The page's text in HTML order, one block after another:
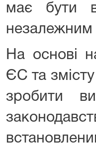
має бути
незалежним
На основі
ЄС та
зробити